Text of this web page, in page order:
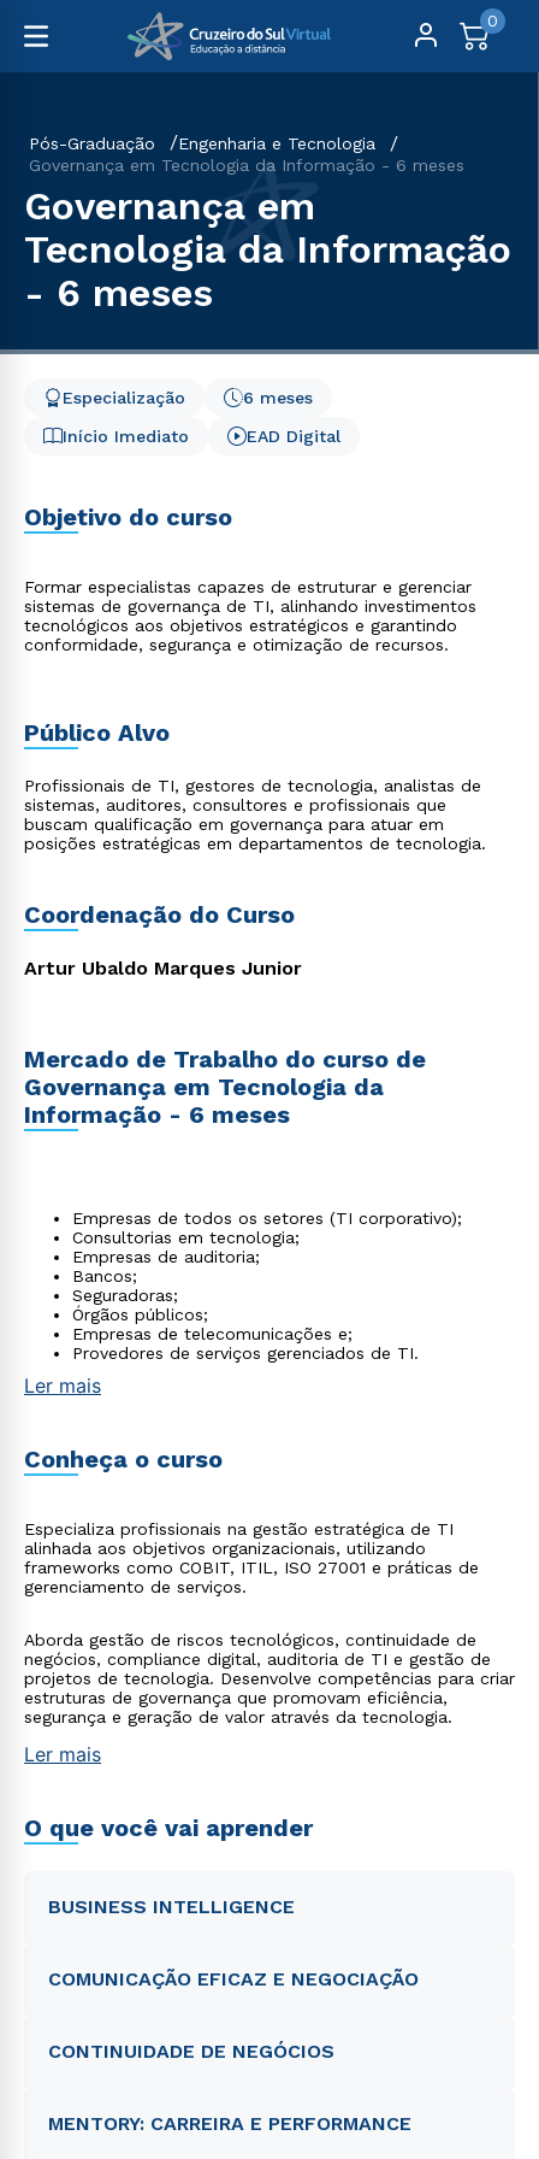
0
Pós-Graduação
Engenharia e Tecnologia
Governança em Tecnologia da Informação - 6 meses
Governança em
Tecnologia da Informação
- 6 meses
Início Imediato
6 meses
Especialização
EAD Digital
Objetivo do curso
Formar especialistas capazes de estruturar e gerenciar
sistemas de governança de TI, alinhando investimentos
tecnológicos aos objetivos estratégicos e garantindo
conformidade, segurança e otimização de recursos.
Público Alvo
Profissionais de TI, gestores de tecnologia, analistas de
sistemas, auditores, consultores e profissionais que
buscam qualificação em governança para atuar em
posições estratégicas em departamentos de tecnologia.
Coordenação do Curso
Artur Ubaldo Marques Junior
Mercado de Trabalho do curso de
Governança em Tecnologia da
Informação - 6 meses
Empresas de todos os setores (TI corporativo);
Consultorias em tecnologia;
Empresas de auditoria;
Bancos;
Seguradoras;
Órgãos públicos;
Empresas de telecomunicações e;
Provedores de serviços gerenciados de TI.
Ler mais
Conheça o curso
Especializa profissionais na gestão estratégica de TI
alinhada aos objetivos organizacionais, utilizando
frameworks como COBIT, ITIL, ISO 27001 e práticas de
gerenciamento de serviços.
Aborda gestão de riscos tecnológicos, continuidade de
negócios, compliance digital, auditoria de TI e gestão de
projetos de tecnologia. Desenvolve competências para criar
estruturas de governança que promovam eficiência,
segurança e geração de valor através da tecnologia.
Ler mais
O que você vai aprender
BUSINESS INTELLIGENCE
COMUNICAÇÃO EFICAZ E NEGOCIAÇÃO
CONTINUIDADE DE NEGÓCIOS
MENTORY: CARREIRA E PERFORMANCE